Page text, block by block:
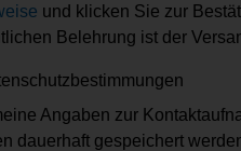
und klicken Sie zur
Belehrung ist der
Angaben zur
dauerhaft gespeichert